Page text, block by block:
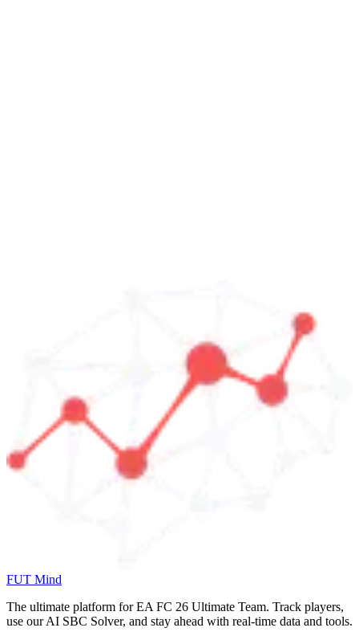
FUT Mind
The ultimate platform for EA FC 26 Ultimate Team. Track players,
use our AI SBC Solver, and stay ahead with real-time data and tools.